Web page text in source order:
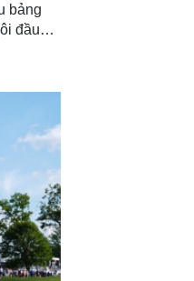
bảng
đầu